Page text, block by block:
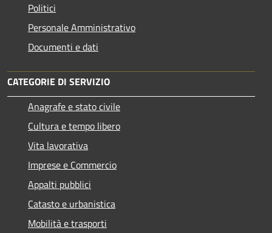
Politici
Personale Amministrativo
Documenti e dati
CATEGORIE DI SERVIZIO
Anagrafe e stato civile
Cultura e tempo libero
Vita lavorativa
Imprese e Commercio
Appalti pubblici
Catasto e urbanistica
Mobilità e trasporti